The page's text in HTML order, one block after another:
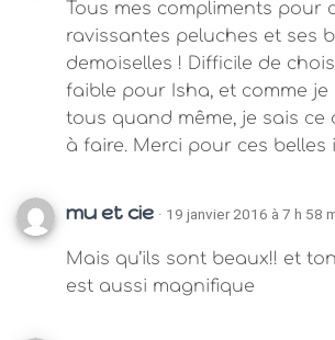
Tous mes compliments pour
ravissantes peluches et ses
demoiselles ! Difficile de
faible pour Isha, et comme je
tous quand même, je sais ce
à faire. Merci pour ces belles
mu et cie · 19 janvier 2016 à 7 h 58
Mais qu’ils sont beaux!! et
est aussi magnifique